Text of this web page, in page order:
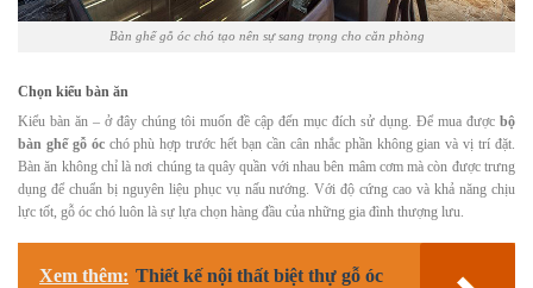
Bàn ghế gỗ óc chó tạo nên sự sang trọng cho căn phòng
Chọn kiểu bàn ăn
Kiểu bàn ăn – ở đây chúng tôi muốn đề cập đến mục đích sử dụng. Để mua được bộ
bàn ghế gỗ ócchó phù hợp trước hết bạn cần cân nhắc phần không gian và vị trí đặt.
Bàn ăn không chỉ là nơi chúng ta quây quần với nhau bên mâm cơm mà còn được trưng
dụng để chuẩn bị nguyên liệu phục vụ nấu nướng. Với độ cứng cao và khả năng chịu
lực tốt, gỗ óc chó luôn là sự lựa chọn hàng đầu của những gia đình thượng lưu.
Xem thêm: Thiết kế nội thất biệt thự gỗ óc